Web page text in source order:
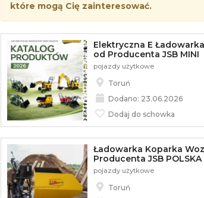
które mogą Cię zainteresować.
Elektryczna E
od Producenta JSB MINI
pojazdy użytkowe
Toruń
Dodano: 23.06.2026
Dodaj do schowka
Ładowarka Koparka
Producenta JSB POLSKA
pojazdy użytkowe
Toruń